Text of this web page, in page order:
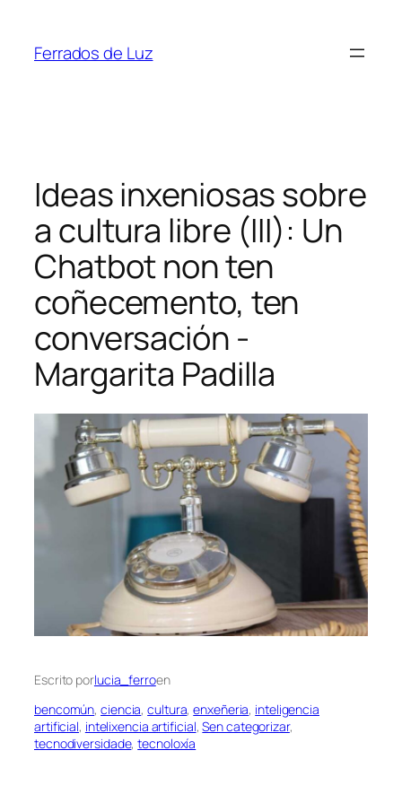
contido
Ferrados de Luz
Ideas inxeniosas sobre
a cultura libre (III): Un
Chatbot non ten
coñecemento, ten
conversación -
Margarita Padilla
Escrito porlucia_ferroen
bencomún, ciencia, cultura, enxeñeria, inteligencia
artificial, intelixencia artificial, Sen categorizar
tecnodiversidade, tecnoloxía